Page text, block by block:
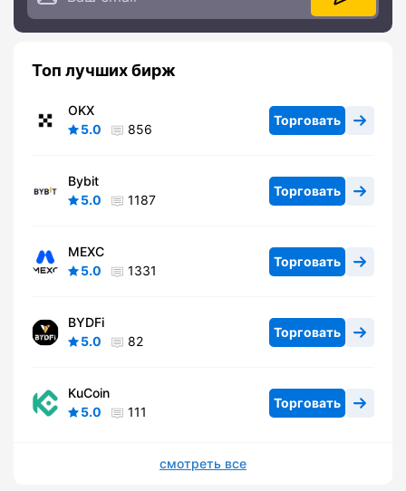
Топ лучших бирж
OKX
5.0
856
Торговать
Bybit
5.0
1187
Торговать
MEXC
5.0
1331
Торговать
BYDFi
5.0
82
Торговать
KuCoin
5.0
111
Торговать
смотреть все